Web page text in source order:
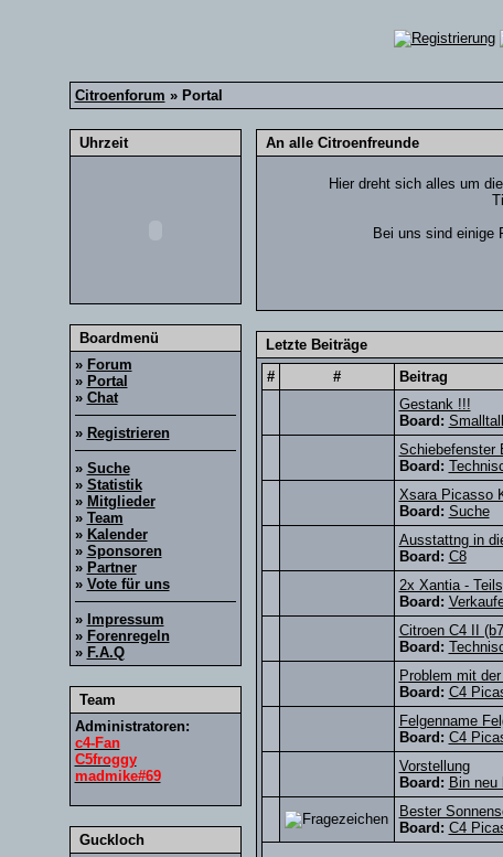
Citroenforum » Portal
Uhrzeit
Boardmenü
» Forum
» Portal
» Chat
» Registrieren
» Suche
» Statistik
» Mitglieder
» Team
» Kalender
» Sponsoren
» Partner
» Vote für uns
» Impressum
» Forenregeln
» F.A.Q
Team
Administratoren:
c4-Fan
C5froggy
madmike#69
Guckloch
An alle Citroenfreunde
Hier dreht sich alles um
Bei uns sind einige
Letzte Beiträge
#
# Beitrag
Gestank !!!
Board:
Schiebefenster
Board:
Xsara Picasso
Board: Suche
Ausstattng in
Board: C8
2x Xantia -
Board:
Citroen C4 II
Board:
Problem mit
Board: C4
Felgenname
Board: C4
Vorstellung
Board: Bin neu
Bester
Board: C4